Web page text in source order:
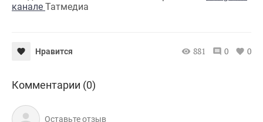
канале Татмедиа
Нравится 881 0 0
Комментарии (0)